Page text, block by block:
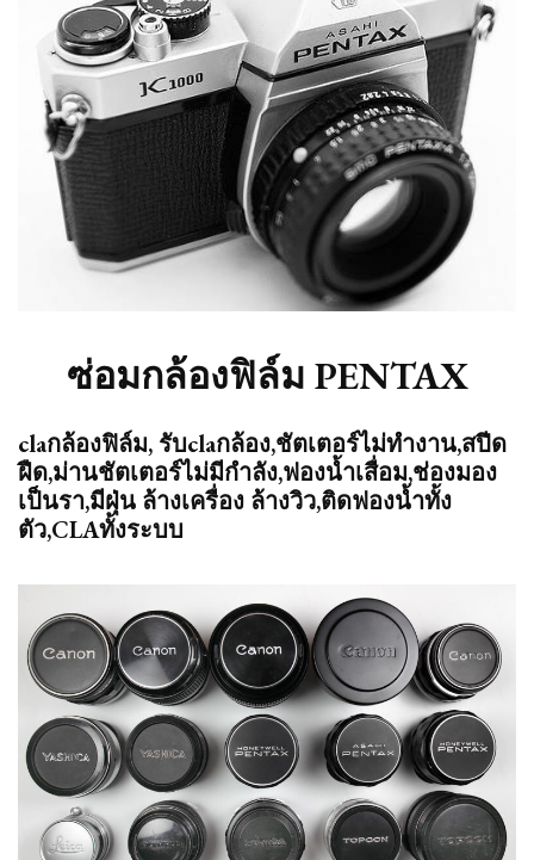
ซ่อมกล้องฟิล์ม PENTAX
claกล้องฟิล์ม, รับclaกล้อง,ชัตเตอร์ไม่ทำงาน,สปีด
ฝืด,ม่านชัตเตอร์ไม่มีกำลัง,ฟองน้ำเสื่อม,ช่องมอง
เป็นรา,มีฝุ่น ล้างเครื่อง ล้างวิว,ติดฟองน้ำทั้ง
ตัว,CLAทั้งระบบ